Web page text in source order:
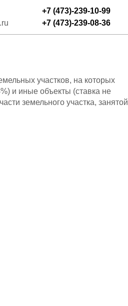
+7 (473)-239-10-99
+7 (473)-239-08-36
участков, на которых
и иные объекты (ставка не
земельного участка, занятой